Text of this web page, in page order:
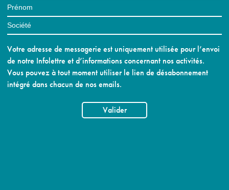
Votre adresse de messagerie est uniquement utilisée pour l’envoi
de notre Infolettre et d’informations concernant nos activités.
Vous pouvez à tout moment utiliser le lien de désabonnement
intégré dans chacun de nos emails.